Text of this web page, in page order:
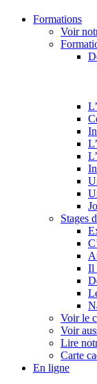
Formations
Voir
Stages
Il
Voir le
Voir
Lire
Carte
En ligne